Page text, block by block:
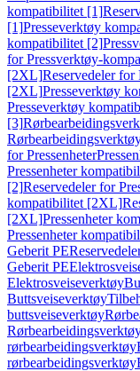
kompatibilitet [1]
[1]Presseverktøy
kompatibilitet [2]
for Pressverktøy-
[2XL]Reservedeler
[2XL]Presseverktøy
Presseverktøy
[3]
for Pressenheter
Pressenheter
[2]Reservedeler for
kompatibilitet [2XL]
[2XL]Pressenheter
Pressenheter
Geberit PE
Geberit PE
Elektrosveiseverktøy
Buttsveiseverktøy
buttsveiseverktøy
rørbearbeidingsverktøy
rørbearbeidingsverktøy